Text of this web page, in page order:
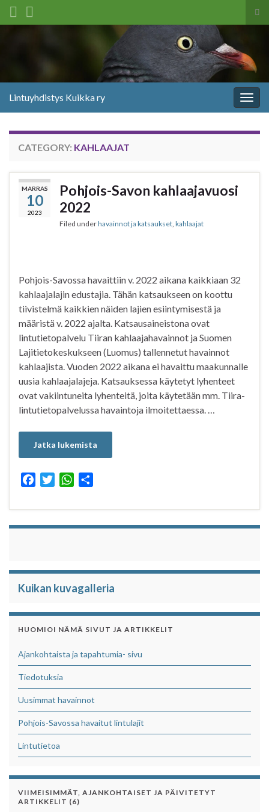
Lintuyhdistys Kuikka ry
CATEGORY: KAHLAAJAT
MARRAS
10
2023
Pohjois-Savon kahlaajavuosi
2022
Filed underhavainnot ja katsaukset kahlaajat
Pohjois-Savossa havaittiin v. 2022 aikana kaikkiaan 32
kahlaajalajin edustajia. Tähän katsaukseen on koottu
tiivistelmä kaikkien näiden lajien esiintymisestä ja
määristä v. 2022 ajalta. Katsausaineistona ovat
lintutietopalvelu Tiiran kahlaajahavainnot ja Suomen
Lajitietokeskukseen (Luomus) tallennetut havainnot
kahlaajista. Vuoden 2022 aikana ei havaittu maakunnalle
uusia kahlaajalajeja. Katsauksessa käytetyt lyhenteet
ovat vakiintuneita lyhenteitä, joita käytetään mm. Tiira-
lintutietopalvelussa havaintoja ilmoitettaessa. …
Jatka lukemista
c
e
i
t
W
a
t
a
r
Kuikan kuvagalleria
HUOMIOI NÄMÄ SIVUT JA ARTIKKELIT
Ajankohtaista ja tapahtumia- sivu
Tiedotuksia
Uusimmat havainnot
Pohjois-Savossa havaitut lintulajit
Lintutietoa
VIIMEISIMMÄT, AJANKOHTAISET JA PÄIVITETYT
ARTIKKELIT (6)